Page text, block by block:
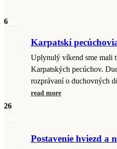
6
Karpatskí
Uplynulý víkend sme mali
Karpatských pecúchov.
rozprávaní o duchovných
read more
26
Postavenie hviezd a